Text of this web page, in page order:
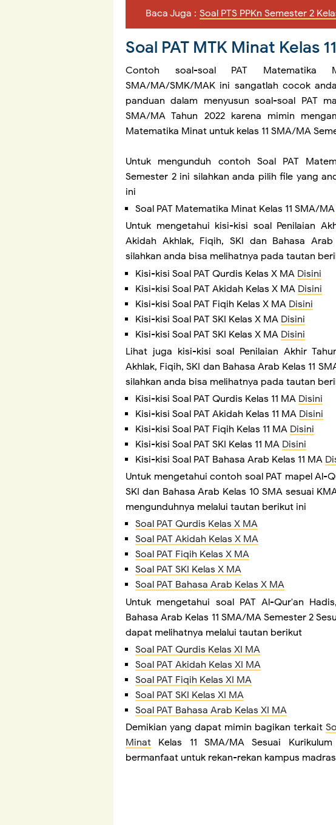
Baca Juga : Soal PTS PPKn Semester 2
Soal PAT MTK Minat Kelas
Contoh soal-soal PAT Matematika
SMA/MA/SMK/MAK ini sangatlah cocok
panduan dalam menyusun soal-soal PAT
SMA/MA Tahun 2022 karena mimin
Matematika Minat untuk kelas 11 SMA/MA
Untuk mengunduh contoh Soal PAT
Semester 2 ini silahkan anda pilih file yang
ini
Soal PAT Matematika Minat Kelas 11 SMA/MA
Untuk mengetahui kisi-kisi soal Penilaian
Akidah Akhlak, Fiqih, SKI dan Bahasa
silahkan anda bisa melihatnya pada tautan
Kisi-kisi Soal PAT Qurdis Kelas X MA Disini
Kisi-kisi Soal PAT Akidah Kelas X MA Disini
Kisi-kisi Soal PAT Fiqih Kelas X MA Disini
Kisi-kisi Soal PAT SKI Kelas X MA Disini
Kisi-kisi Soal PAT SKI Kelas X MA Disini
Lihat juga kisi-kisi soal Penilaian Akhir
Akhlak, Fiqih, SKI dan Bahasa Arab Kelas 11
silahkan anda bisa melihatnya pada tautan
Kisi-kisi Soal PAT Qurdis Kelas 11 MA Disini
Kisi-kisi Soal PAT Akidah Kelas 11 MA Disini
Kisi-kisi Soal PAT Fiqih Kelas 11 MA Disini
Kisi-kisi Soal PAT SKI Kelas 11 MA Disini
Kisi-kisi Soal PAT Bahasa Arab Kelas 11 MA
Untuk mengetahui contoh soal PAT mapel Al-
SKI dan Bahasa Arab Kelas 10 SMA sesuai
mengunduhnya melalui tautan berikut ini
Soal PAT Qurdis Kelas X MA
Soal PAT Akidah Kelas X MA
Soal PAT Fiqih Kelas X MA
Soal PAT SKI Kelas X MA
Soal PAT Bahasa Arab Kelas X MA
Untuk mengetahui soal PAT Al-Qur'an
Bahasa Arab Kelas 11 SMA/MA Semester 2
dapat melihatnya melalui tautan berikut
Soal PAT Qurdis Kelas XI MA
Soal PAT Akidah Kelas XI MA
Soal PAT Fiqih Kelas XI MA
Soal PAT SKI Kelas XI MA
Soal PAT Bahasa Arab Kelas XI MA
Demikian yang dapat mimin bagikan terkait
Minat Kelas 11 SMA/MA Sesuai
bermanfaat untuk rekan-rekan kampus